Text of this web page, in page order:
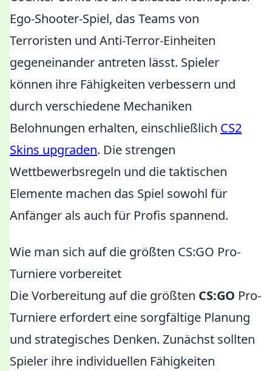
Ego-Shooter-Spiel, das Teams von
Terroristen und Anti-Terror-Einheiten
gegeneinander antreten lässt. Spieler
können ihre Fähigkeiten verbessern und
durch verschiedene Mechaniken
Belohnungen erhalten, einschließlich CS2
Skins upgraden. Die strengen
Wettbewerbsregeln und die taktischen
Elemente machen das Spiel sowohl für
Anfänger als auch für Profis spannend.
Wie man sich auf die größten CS:GO Pro-
Turniere vorbereitet
Die Vorbereitung auf die größten CS:GO Pro-
Turniere erfordert eine sorgfältige Planung
und strategisches Denken. Zunächst sollten
Spieler ihre individuellen Fähigkeiten